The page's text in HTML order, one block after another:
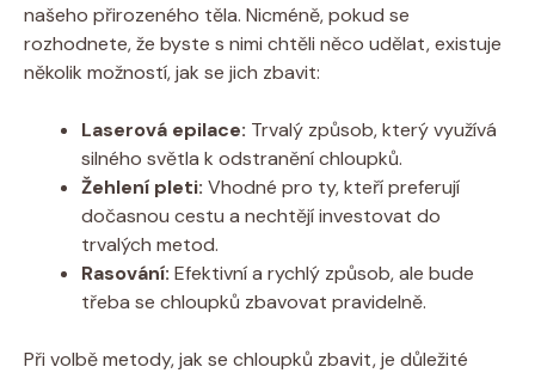
našeho přirozeného těla. Nicméně, pokud se
rozhodnete, že byste s nimi chtěli něco udělat, existuje
několik možností, jak se jich zbavit:
Laserová epilace: Trvalý způsob, který využívá
silného světla k odstranění chloupků.
Žehlení pleti: Vhodné pro ty, kteří preferují
dočasnou cestu a nechtějí investovat do
trvalých metod.
Rasování: Efektivní a rychlý způsob, ale bude
třeba se chloupků zbavovat pravidelně.
Při volbě metody, jak se chloupků zbavit, je důležité